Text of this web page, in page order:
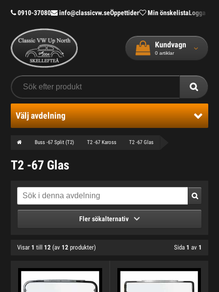
0910-37080 info@classicvw.seÖppettider Min önskelistaLogga in
Kundvagn
0 artiklar
Välj avdelning
Buss -67 Split (T2) T2 -67 Kaross T2 -67 Glas
T2 -67 Glas
Fler sökalternativ
Visar 1 till 12 (av 12 produkter) Sida 1 av 1